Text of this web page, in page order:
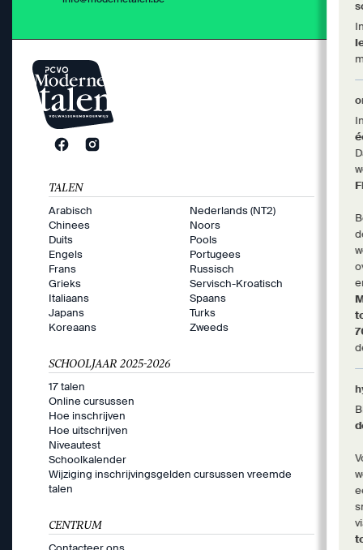
TALEN
Arabisch
Chinees
Duits
Engels
Frans
Grieks
Italiaans
Japans
Koreaans
Nederlands (NT2)
Noors
Pools
Portugees
Russisch
Servisch-Kroatisch
Spaans
Turks
Zweeds
SCHOOLJAAR 2025-2026
17 talen
Online cursussen
Hoe inschrijven
Hoe uitschrijven
Niveautest
Schoolkalender
Wijziging inschrijvingsgelden cursussen vreemde
talen
CENTRUM